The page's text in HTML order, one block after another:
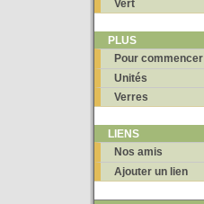
Vert
PLUS
Pour commencer
Unités
Verres
LIENS
Nos amis
Ajouter un lien